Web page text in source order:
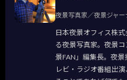
夜景写真家／夜景ジャー
日本夜景オフィス株
る夜景写真家。夜景
景FAN」編集長。夜
レビ・ラジオ番組出